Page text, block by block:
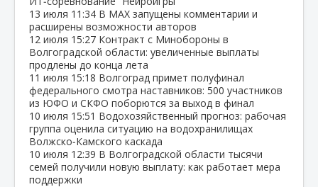
13 июля 11:34 В МАХ запущены комментарии и
расширены возможности авторов
12 июля 15:27 Контракт с Минобороны в
Волгоградской области: увеличенные выплаты
продлены до конца лета
11 июля 15:18 Волгоград примет полуфинал
федерального смотра наставников: 500 участников
из ЮФО и СКФО поборются за выход в финал
10 июля 15:51 Водохозяйственный прогноз: рабочая
группа оценила ситуацию на водохранилищах
Волжско‑Камского каскада
10 июля 12:39 В Волгоградской области тысячи
семей получили новую выплату: как работает мера
поддержки